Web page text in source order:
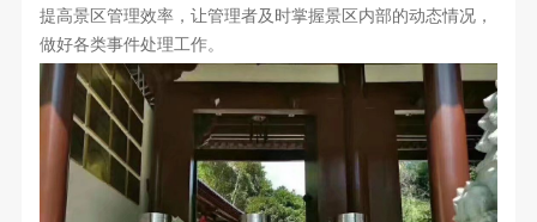
提高景区管理效率，让管理者及时掌握景区内部的动态情况，
做好各类事件处理工作。